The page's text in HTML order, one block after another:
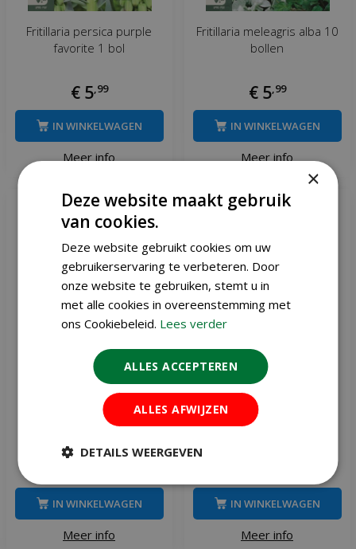
Fritillaria persica purple
favorite 1 bol
€ 5 99
Meer info
IN WINKELWAGEN
Fritillaria meleagris alba 10
bollen
€ 5 99
Meer info
IN WINKELWAGEN
Bio Fritillaria meleagris 10
Meer info
IN WINKELWAGEN
Bio Fritillaria imperialis
rubra 1 bol
Meer info
IN WINKELWAGEN
×
Deze website maakt gebruik
van cookies.
Deze website gebruikt cookies om uw
gebruikerservaring te verbeteren. Door
onze website te gebruiken, stemt u in
met alle cookies in overeenstemming met
ons Cookiebeleid. Lees verder
ALLES ACCEPTEREN
ALLES AFWIJZEN
DETAILS WEERGEVEN